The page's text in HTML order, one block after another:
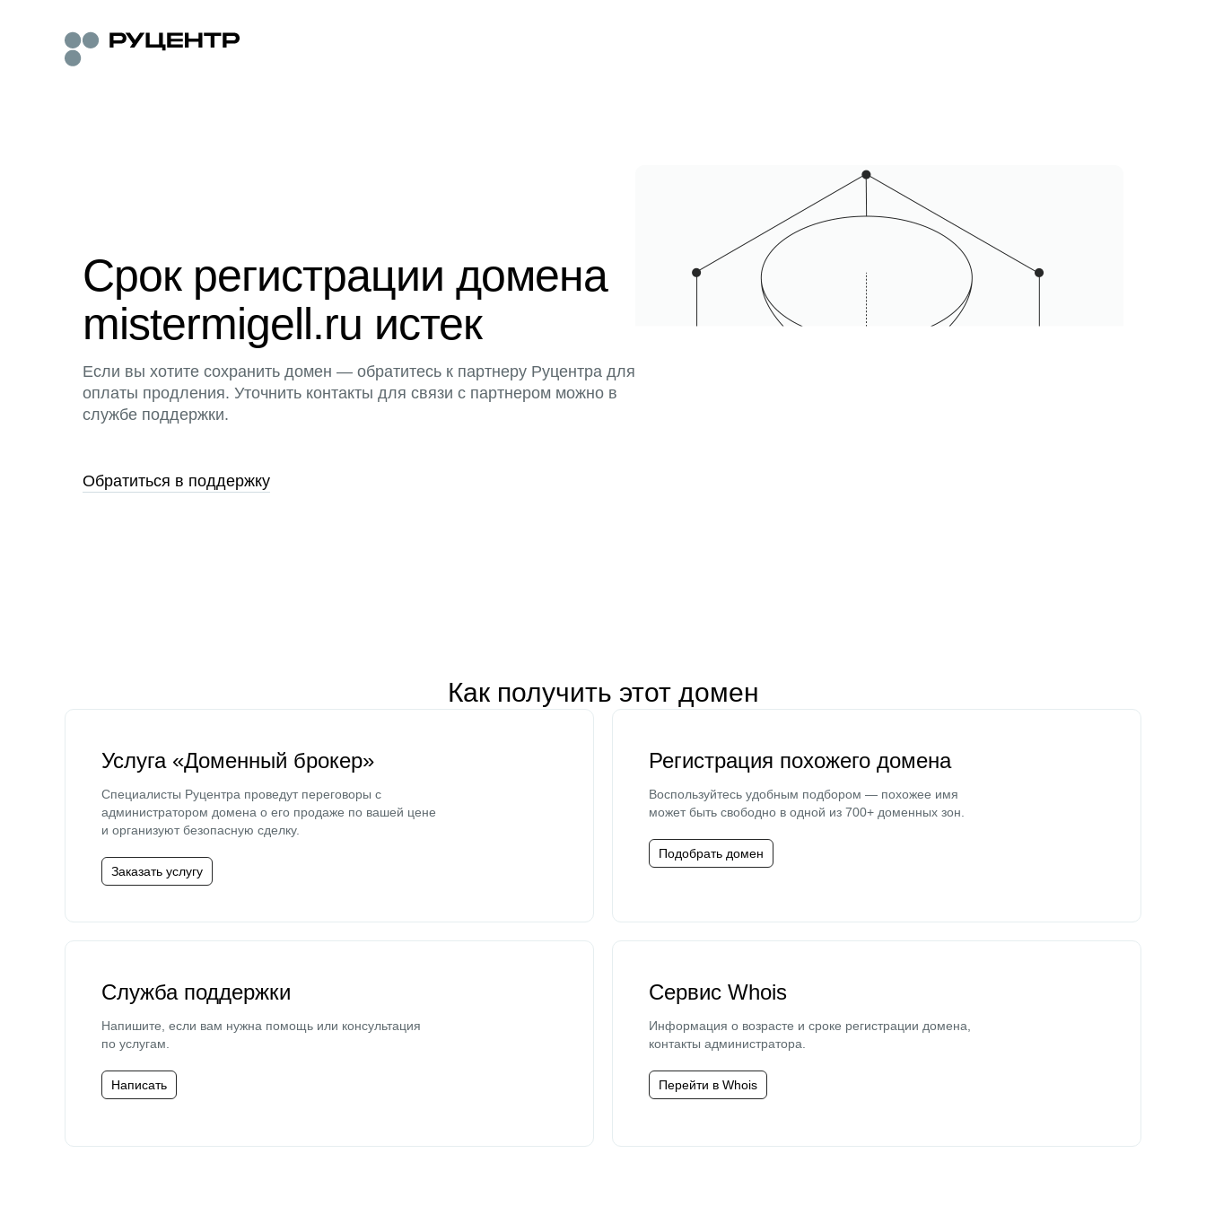
Срок регистрации домена
mistermigell.ru истек
Если вы хотите сохранить домен — обратитесь к партнеру Руцентра для
оплаты продления. Уточнить контакты для связи с партнером можно в
службе поддержки.
Обратиться в поддержку
Как получить этот домен
Услуга «Доменный брокер»
Специалисты Руцентра проведут переговоры с
администратором домена о его продаже по вашей цене
и организуют безопасную сделку.
Заказать услугу
Регистрация похожего домена
Воспользуйтесь удобным подбором — похожее имя
может быть свободно в одной из 700+ доменных зон.
Подобрать домен
Служба поддержки
Напишите, если вам нужна помощь или консультация
по услугам.
Написать
Сервис Whois
Информация о возрасте и сроке регистрации домена,
контакты администратора.
Перейти в Whois